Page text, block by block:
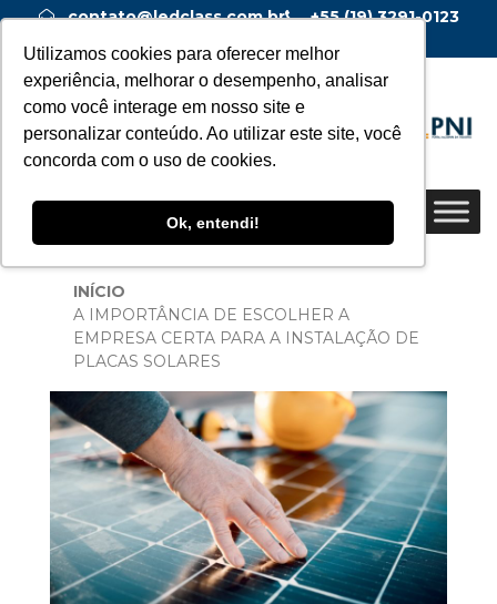
Utilizamos cookies para oferecer melhor
experiência, melhorar o desempenho, analisar
como você interage em nosso site e
personalizar conteúdo. Ao utilizar este site, você
concorda com o uso de cookies.
Ok, entendi!
contato@ledclass.com.br
+55 (19) 3291-0123
INÍCIO
A IMPORTÂNCIA DE ESCOLHER A
EMPRESA CERTA PARA A INSTALAÇÃO DE
PLACAS SOLARES